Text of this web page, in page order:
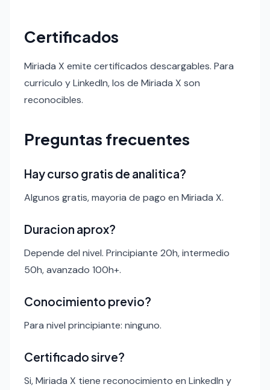
Certificados
Miriada X emite certificados descargables. Para
curriculo y LinkedIn, los de Miriada X son
reconocibles.
Preguntas frecuentes
Hay curso gratis de analitica?
Algunos gratis, mayoria de pago en Miriada X.
Duracion aprox?
Depende del nivel. Principiante 20h, intermedio
50h, avanzado 100h+.
Conocimiento previo?
Para nivel principiante: ninguno.
Certificado sirve?
Si, Miriada X tiene reconocimiento en LinkedIn y